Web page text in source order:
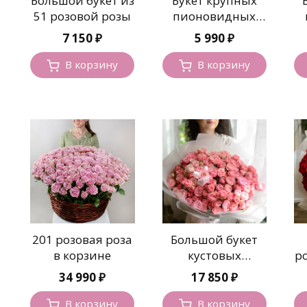
51 розовой розы
7 150₽
В корзину
пионовидных
роз в
оформлении
5 990₽
В корзину
201 розовая роза
в корзине
34 990₽
В корзину
Большой букет
кустовых
пионовидных
роз
17 850₽
В корзину